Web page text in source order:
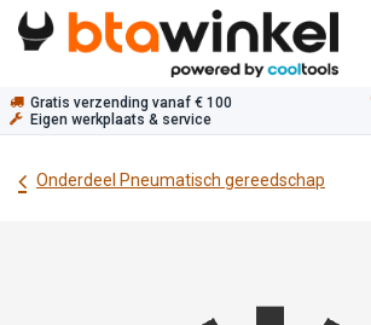
Overslaan naar inhoud
Gratis verzending vanaf € 100
Eigen werkplaats & service
Onderdeel Pneumatisch gereedschap